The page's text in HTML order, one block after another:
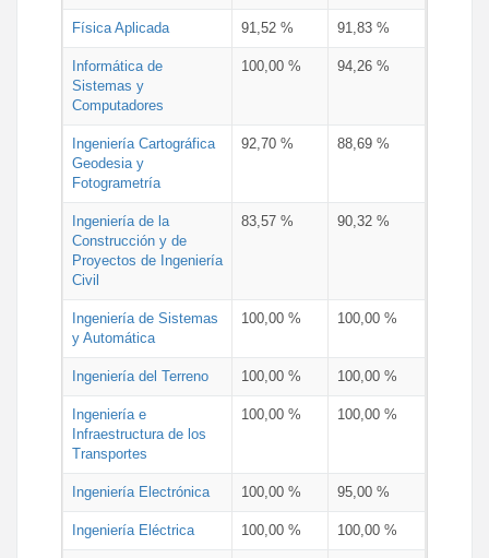
Física Aplicada 91,52 % 91,83 %
Informática de
Sistemas y
Computadores
100,00 % 94,26 %
Ingeniería Cartográfica
Geodesia y
Fotogrametría
92,70 % 88,69 %
Ingeniería de la
Construcción y de
Proyectos de Ingeniería
Civil
83,57 % 90,32 %
Ingeniería de Sistemas
y Automática
100,00 % 100,00 %
Ingeniería del Terreno 100,00 % 100,00 %
Ingeniería e
Infraestructura de los
Transportes
100,00 % 100,00 %
Ingeniería Electrónica 100,00 % 95,00 %
Ingeniería Eléctrica 100,00 % 100,00 %